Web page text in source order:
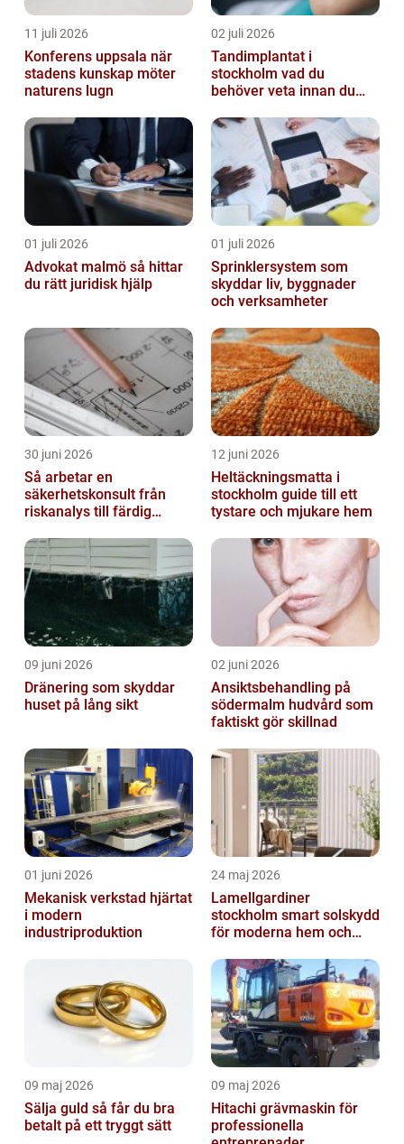
11 juli 2026
Konferens uppsala när
stadens kunskap möter
naturens lugn
02 juli 2026
Tandimplantat i
stockholm vad du
behöver veta innan du
01 juli 2026
Advokat malmö så hittar
du rätt juridisk hjälp
01 juli 2026
Sprinklersystem som
skyddar liv, byggnader
och verksamheter
30 juni 2026
Så arbetar en
säkerhetskonsult från
riskanalys till färdig
12 juni 2026
Heltäckningsmatta i
stockholm guide till ett
tystare och mjukare hem
09 juni 2026
Dränering som skyddar
huset på lång sikt
02 juni 2026
Ansiktsbehandling på
södermalm hudvård som
faktiskt gör skillnad
01 juni 2026
Mekanisk verkstad hjärtat
i modern
industriproduktion
24 maj 2026
Lamellgardiner
stockholm smart solskydd
för moderna hem och
09 maj 2026
Sälja guld så får du bra
betalt på ett tryggt sätt
09 maj 2026
Hitachi grävmaskin för
professionella